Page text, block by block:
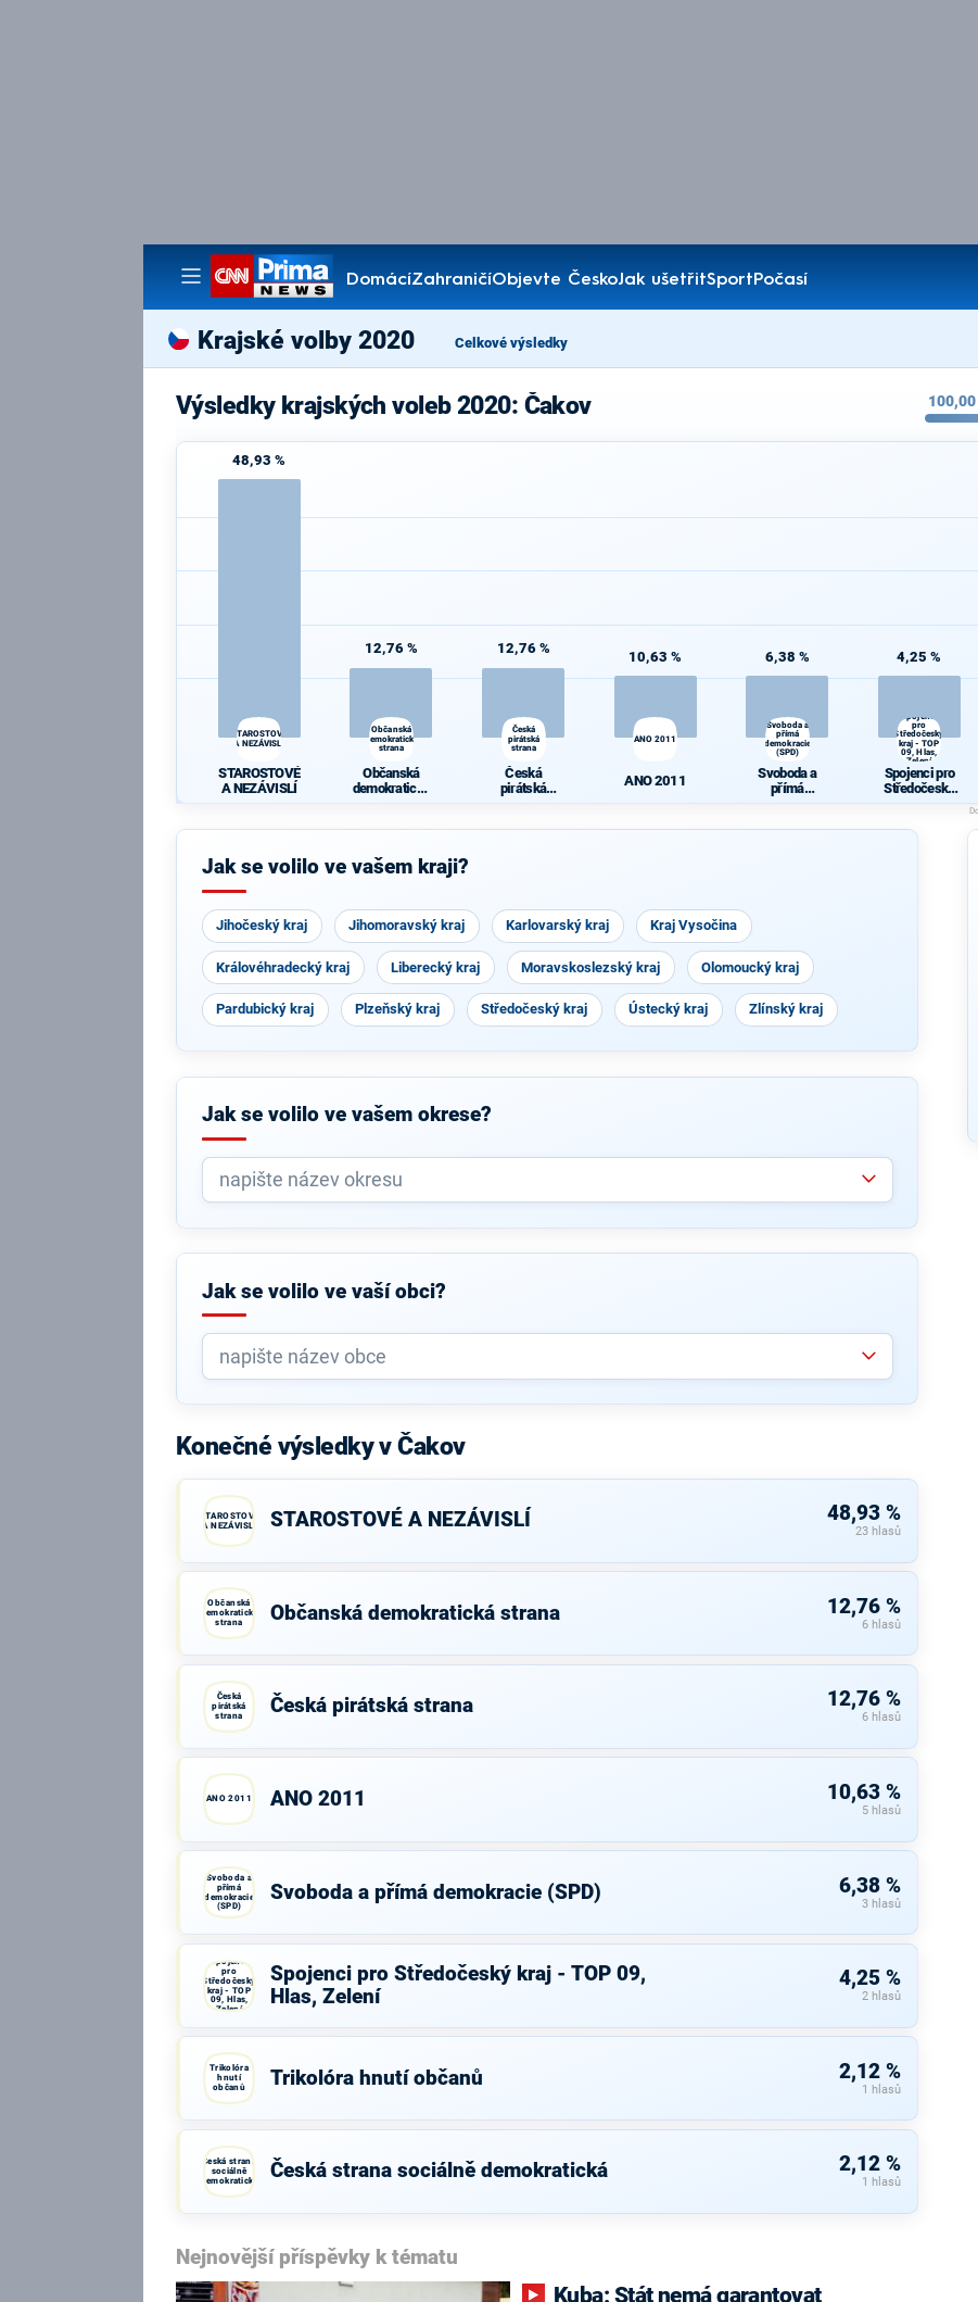
DomácíZahraničíObjevte ČeskoJak ušetřitSportPočasí
Pořady
Krajské volby 2020 Celkové výsledky
Výsledky krajských voleb 2020: Čakov 100,00
48,93 %
STAROSTOVÉ
A NEZÁVISLÍ
STAROSTOVÉ
A NEZÁVISLÍ
12,76 %
Občanská
demokratická
strana
Občanská
demokratická
12,76 %
Česká
pirátská
strana
Česká
pirátská
10,63 %
ANO 2011
ANO 2011
6,38 %
Svoboda a
přímá
demokracie
(SPD)
Svoboda a
přímá
demokracie
4,25 %
Spojenci
pro
Středočeský
kraj - TOP
09, Hlas,
Zelení
Spojenci pro
Středočeský
kraj - TOP 09,
Jak se volilo ve vašem kraji?
Jihočeský kraj Jihomoravský kraj Karlovarský kraj Kraj Vysočina
Královéhradecký kraj Liberecký kraj Moravskoslezský kraj Olomoucký kraj
Pardubický kraj Plzeňský kraj Středočeský kraj Ústecký kraj Zlínský kraj
Jak se volilo ve vašem okrese?
Jak se volilo ve vaší obci?
Konečné výsledky v Čakov
STAROSTOVÉ
A NEZÁVISLÍ
STAROSTOVÉ A NEZÁVISLÍ 48,93 %
23 hlasů
Občanská
demokratická
strana
Občanská demokratická strana 12,76 %
6 hlasů
Česká
pirátská
strana
Česká pirátská strana 12,76 %
6 hlasů
ANO 2011 ANO 2011 10,63 %
5 hlasů
Svoboda a
přímá
demokracie
(SPD)
Svoboda a přímá demokracie (SPD) 6,38 %
3 hlasů
Spojenci
pro
Středočeský
kraj - TOP
09, Hlas,
Zelení
Spojenci pro Středočeský kraj - TOP 09,
Hlas, Zelení
4,25 %
2 hlasů
Trikolóra
hnutí
občanů
Trikolóra hnutí občanů 2,12 %
1 hlasů
Česká strana
sociálně
demokratická
Česká strana sociálně demokratická 2,12 %
1 hlasů
Nejnovější příspěvky k tématu